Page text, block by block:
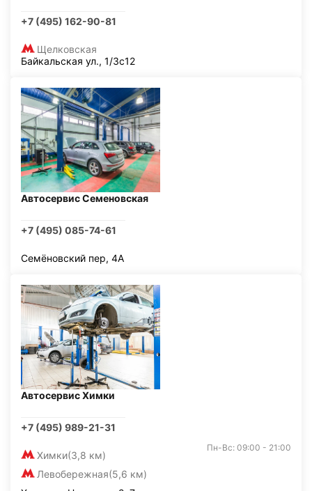
+7 (495) 162-90-81
Щелковская
Байкальская ул., 1/3с12
Автосервис Семеновская
+7 (495) 085-74-61
Семёновский пер, 4А
Автосервис Химки
+7 (495) 989-21-31
Химки(3,8 км)
Левобережная(5,6 км)
Пн-Вс: 09:00 - 21:00